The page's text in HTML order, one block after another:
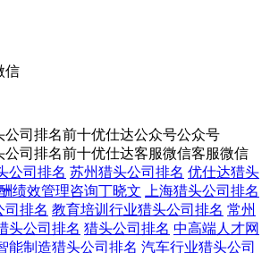
信
公众号
客服微信
公司排名 苏州猎头公司排名 优仕达猎头
绩效管理咨询丁晓文
上海猎头公司排名
司排名 教育培训行业猎头公司排名 常州
头公司排名 猎头公司排名 中高端人才网
能制造猎头公司排名 汽车行业猎头公司